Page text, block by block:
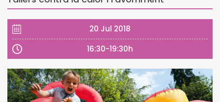
20 Jul 2018
16:30-19:30h